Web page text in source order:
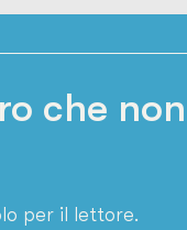
che
per il lettore.